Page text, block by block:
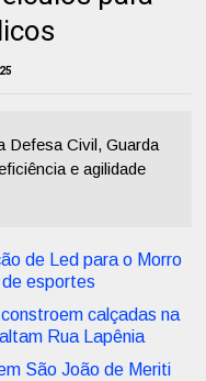
Defesa Civil, Guarda
e agilidade
de Led para o Morro
esportes
calçadas na
Rua Lapênia
São João de Meriti